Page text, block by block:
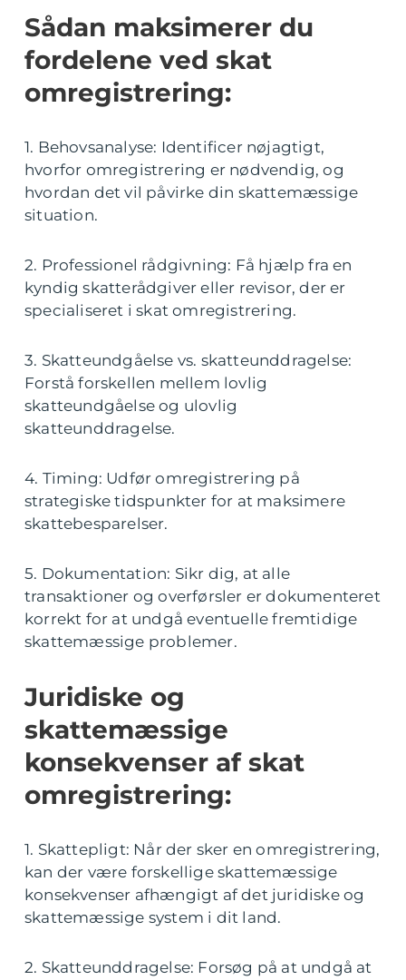
Sådan maksimerer du
fordelene ved skat
omregistrering:
1. Behovsanalyse: Identificer nøjagtigt,
hvorfor omregistrering er nødvendig, og
hvordan det vil påvirke din skattemæssige
situation.
2. Professionel rådgivning: Få hjælp fra en
kyndig skatterådgiver eller revisor, der er
specialiseret i skat omregistrering.
3. Skatteundgåelse vs. skatteunddragelse:
Forstå forskellen mellem lovlig
skatteundgåelse og ulovlig
skatteunddragelse.
4. Timing: Udfør omregistrering på
strategiske tidspunkter for at maksimere
skattebesparelser.
5. Dokumentation: Sikr dig, at alle
transaktioner og overførsler er dokumenteret
korrekt for at undgå eventuelle fremtidige
skattemæssige problemer.
Juridiske og
skattemæssige
konsekvenser af skat
omregistrering:
1. Skattepligt: Når der sker en omregistrering,
kan der være forskellige skattemæssige
konsekvenser afhængigt af det juridiske og
skattemæssige system i dit land.
2. Skatteunddragelse: Forsøg på at undgå at